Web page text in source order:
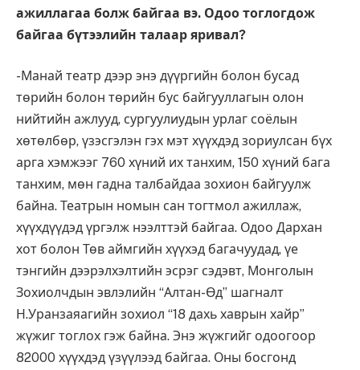
ажиллагаа болж байгаа вэ. Одоо тоглогдож
байгаа бүтээлийн талаар яривал?
-Манай театр дээр энэ дүүргийн болон бусад
төрийн болон төрийн бус байгууллагын олон
нийтийн ажлууд, сургуулиудын урлаг соёлын
хөтөлбөр, үзэсгэлэн гэх мэт хүүхдэд зориулсан бүх
арга хэмжээг 760 хүний их танхим, 150 хүний бага
танхим, мөн гадна талбайдаа зохион байгуулж
байна. Театрын номын сан тогтмол ажиллаж,
хүүхдүүдэд үргэлж нээлттэй байгаа. Одоо Дархан
хот болон Төв аймгийн хүүхэд багачуудад, үе
тэнгийн дээрэлхэлтийн эсрэг сэдэвт, Монголын
Зохиолчдын эвлэлийн “Алтан-Өд” шагналт
Н.Уранзаяагийн зохиол “18 дахь хаврын хайр”
жүжиг тоглох гэж байна. Энэ жүжгийг одоогоор
82000 хүүхдэд үзүүлээд байгаа. Оны босгонд